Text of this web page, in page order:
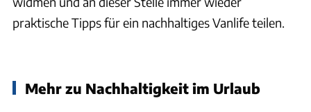
praktische Tipps für ein nachhaltiges Vanlife teilen.
Mehr zu Nachhaltigkeit im Urlaub